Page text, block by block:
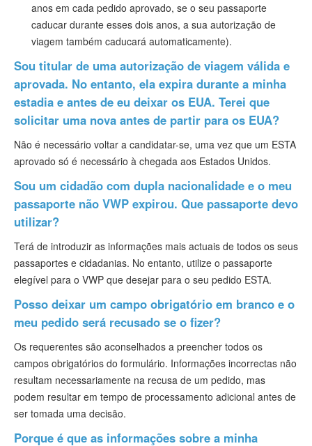
anos em cada pedido aprovado, se o seu passaporte
caducar durante esses dois anos, a sua autorização de
viagem também caducará automaticamente).
Sou titular de uma autorização de viagem válida e
aprovada. No entanto, ela expira durante a minha
estadia e antes de eu deixar os EUA. Terei que
solicitar uma nova antes de partir para os EUA?
Não é necessário voltar a candidatar-se, uma vez que um ESTA
aprovado só é necessário à chegada aos Estados Unidos.
Sou um cidadão com dupla nacionalidade e o meu
passaporte não VWP expirou. Que passaporte devo
utilizar?
Terá de introduzir as informações mais actuais de todos os seus
passaportes e cidadanias. No entanto, utilize o passaporte
elegível para o VWP que desejar para o seu pedido ESTA.
Posso deixar um campo obrigatório em branco e o
meu pedido será recusado se o fizer?
Os requerentes são aconselhados a preencher todos os
campos obrigatórios do formulário. Informações incorrectas não
resultam necessariamente na recusa de um pedido, mas
podem resultar em tempo de processamento adicional antes de
ser tomada uma decisão.
Porque é que as informações sobre a minha